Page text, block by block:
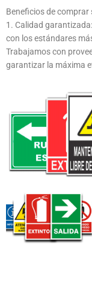
Beneficios de
1. Calidad
con los estándares
Trabajamos con
garantizar la máxima